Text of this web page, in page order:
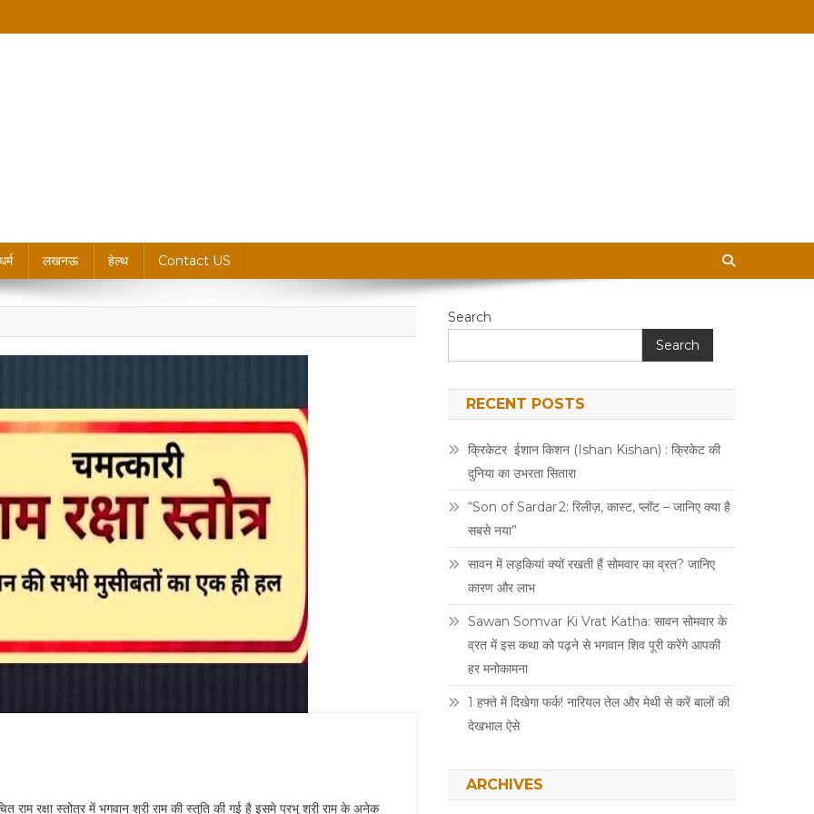
धर्म लखनऊ हेल्थ Contact US
राम रक्षा स्तोत्र में भगवान श्री राम की स्तुति की गई है इसमे प्रभु श्री राम के अनेक
Search
Search
RECENT POSTS
क्रिकेटर ईशान किशन (Ishan Kishan) : क्रिकेट की
दुनिया का उभरता सितारा
“Son of Sardar 2: रिलीज़, कास्ट, प्लॉट – जानिए क्या है
सबसे नया”
सावन में लड़कियां क्यों रखती हैं सोमवार का व्रत? जानिए
कारण और लाभ
Sawan Somvar Ki Vrat Katha: सावन सोमवार के
व्रत में इस कथा को पढ़ने से भगवान शिव पूरी करेंगे आपकी
हर मनोकामना
1 हफ्ते में दिखेगा फर्क! नारियल तेल और मेथी से करें बालों की
देखभाल ऐसे
ARCHIVES